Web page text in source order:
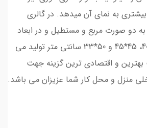
به نمای آن میدهد. در گالری
به دو صورت مربع و مستطیل و در ابعاد
استاندارد 35*35، 40*40، 45*45 و 50*33 سانتی متر تولید می
و اقتصادی ترین گزینه جهت
منزل و محل کار شما عزیزان می باشد.